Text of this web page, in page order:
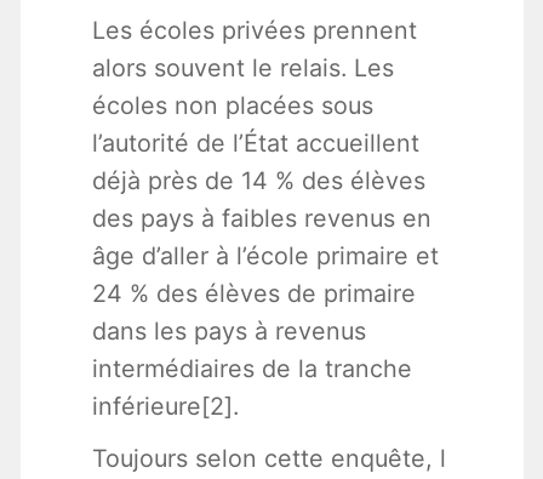
Les écoles privées prennent
alors souvent le relais. Les
écoles non placées sous
l’autorité de l’État accueillent
déjà près de 14 % des élèves
des pays à faibles revenus en
âge d’aller à l’école primaire et
24 % des élèves de primaire
dans les pays à revenus
intermédiaires de la tranche
inférieure[2].
Toujours selon cette enquête, l